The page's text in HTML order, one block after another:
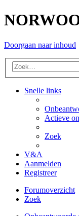
Doorgaan naar inhoud
Snelle links
Actieve
Zoek
V&A
Aanmelden
Registreer
Forumoverzicht
Zoek